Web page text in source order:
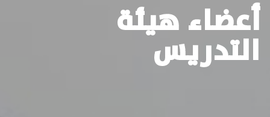
أعضاء هيئة
التدريس